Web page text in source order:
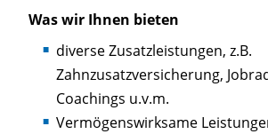
Was wir Ihnen bieten
diverse Zusatzleistungen, z.B.
Zahnzusatzversicherung,
Coachings u.v.m.
Vermögenswirksame